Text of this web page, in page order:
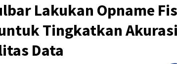
Lakukan Opname
Tingkatkan
Data